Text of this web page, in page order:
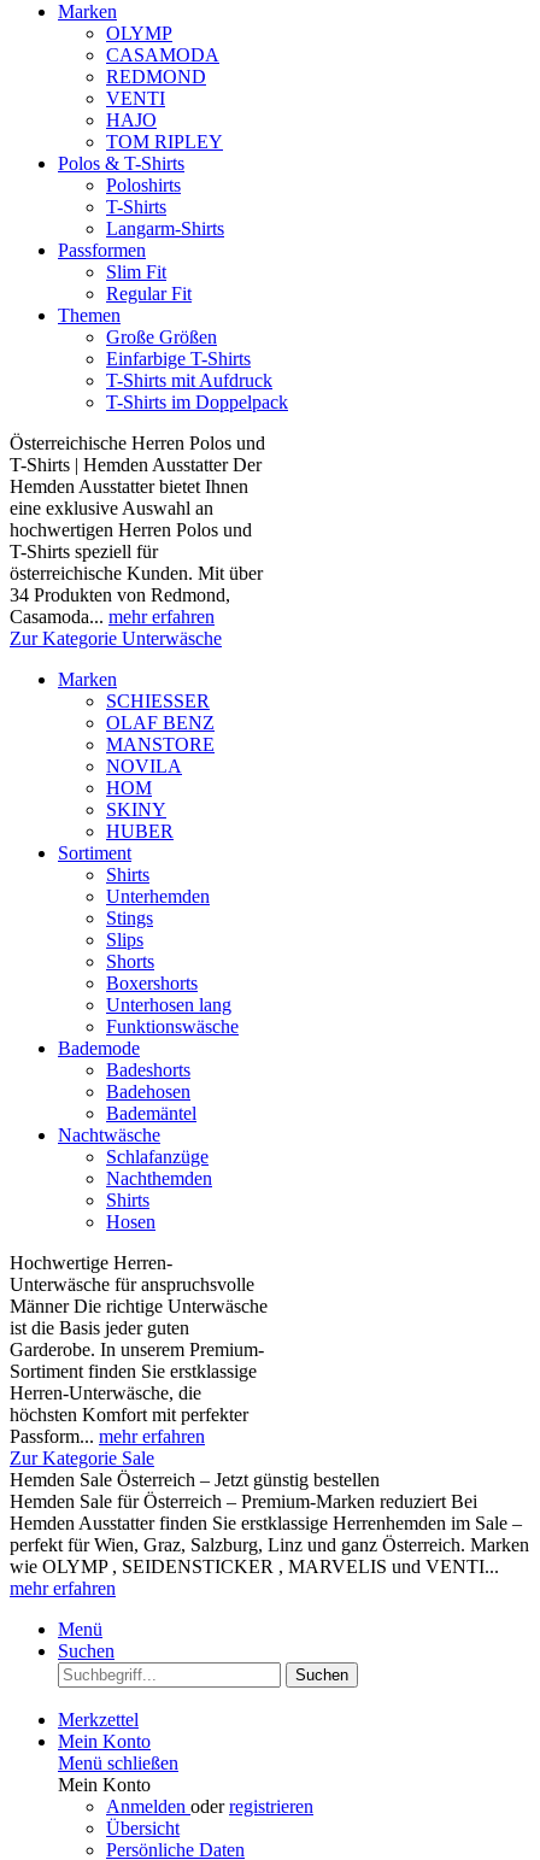
Marken
OLYMP
CASAMODA
REDMOND
VENTI
HAJO
TOM RIPLEY
Polos & T-Shirts
Poloshirts
T-Shirts
Langarm-Shirts
Passformen
Slim Fit
Regular Fit
Themen
Große Größen
Einfarbige T-Shirts
T-Shirts mit Aufdruck
T-Shirts im Doppelpack
Österreichische Herren Polos und
T-Shirts | Hemden Ausstatter Der
Hemden Ausstatter bietet Ihnen
eine exklusive Auswahl an
hochwertigen Herren Polos und
T-Shirts speziell für
österreichische Kunden. Mit über
34 Produkten von Redmond,
Casamoda... mehr erfahren
Zur Kategorie Unterwäsche
Marken
SCHIESSER
OLAF BENZ
MANSTORE
NOVILA
HOM
SKINY
HUBER
Sortiment
Shirts
Unterhemden
Stings
Slips
Shorts
Boxershorts
Unterhosen lang
Funktionswäsche
Bademode
Badeshorts
Badehosen
Bademäntel
Nachtwäsche
Schlafanzüge
Nachthemden
Shirts
Hosen
Hochwertige Herren-
Unterwäsche für anspruchsvolle
Männer Die richtige Unterwäsche
ist die Basis jeder guten
Garderobe. In unserem Premium-
Sortiment finden Sie erstklassige
Herren-Unterwäsche, die
höchsten Komfort mit perfekter
Passform... mehr erfahren
Zur Kategorie Sale
Hemden Sale Österreich – Jetzt günstig bestellen
Hemden Sale für Österreich – Premium-Marken reduziert Bei
Hemden Ausstatter finden Sie erstklassige Herrenhemden im Sale –
perfekt für Wien, Graz, Salzburg, Linz und ganz Österreich. Marken
wie OLYMP , SEIDENSTICKER , MARVELIS und VENTI...
mehr erfahren
Menü
Suchen
Suchen
Merkzettel
Mein Konto
Menü schließen
Mein Konto
Anmelden oderregistrieren
Übersicht
Persönliche Daten